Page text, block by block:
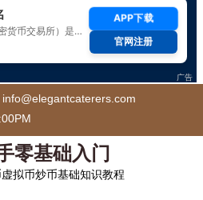
info@elegantcaterers.com
零基础入门
拟币炒币基础知识教程